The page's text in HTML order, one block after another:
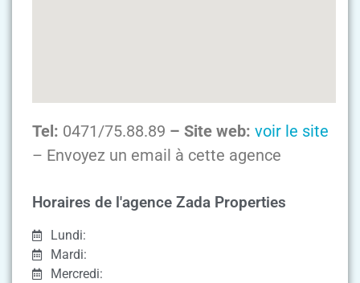
Tel: 0471/75.88.89 – Site web: voir le site
– Envoyez un email à cette agence
Horaires de l'agence Zada Properties
Lundi:
Mardi:
Mercredi: